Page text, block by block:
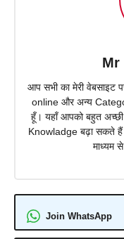
Mr
आप सभी का मेरी
online और अन्य
हूँ। यहाँ आपको बहुत
Knowladge बढ़ा सकते
माध्यम
Join WhatsApp